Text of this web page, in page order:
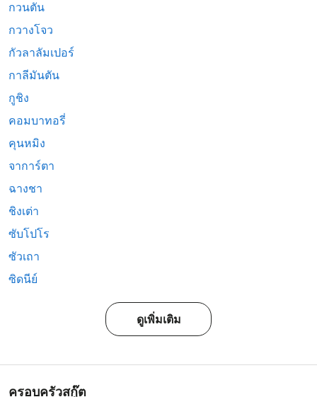
กวนตัน
กวางโจว
กัวลาลัมเปอร์
กาลีมันตัน
กูชิง
คอมบาทอรี่
คุนหมิง
จาการ์ตา
ฉางชา
ชิงเต่า
ซับโปโร
ซัวเถา
ซิดนีย์
ดูเพิ่มเติม
ครอบครัวสกู๊ต